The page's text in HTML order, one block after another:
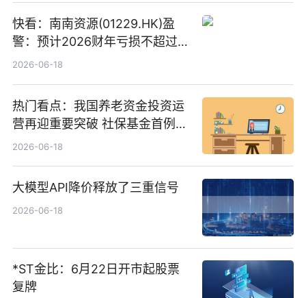
快看：南南资源(01229.HK)盈
警：预计2026财年亏损不超过
1000万港元
2026-06-18
热门看点：我国养老资金投资运
营再迎重要突破 社保基金首例期
货账户完成开立
2026-06-18
大模型API降价释放了三重信号
2026-06-18
*ST金比：6月22日开市起股票
复牌